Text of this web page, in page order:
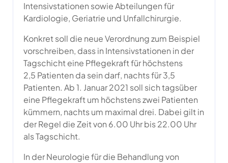
Intensivstationen sowie Abteilungen für
Kardiologie, Geriatrie und Unfallchirurgie.
Konkret soll die neue Verordnung zum Beispiel
vorschreiben, dass in Intensivstationen in der
Tagschicht eine Pflegekraft für höchstens
2,5 Patienten da sein darf, nachts für 3,5
Patienten. Ab 1. Januar 2021 soll sich tagsüber
eine Pflegekraft um höchstens zwei Patienten
kümmern, nachts um maximal drei. Dabei gilt in
der Regel die Zeit von 6.00 Uhr bis 22.00 Uhr
als Tagschicht.
In der Neurologie für die Behandlung von